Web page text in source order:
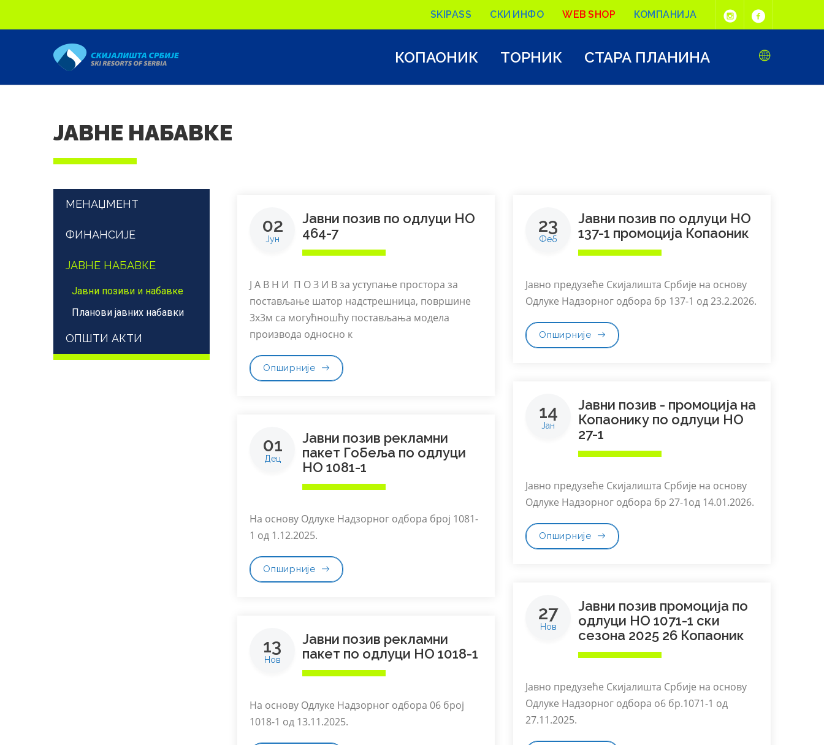
SKIPASS СКИ ИНФО WEB SHOP КОМПАНИЈА
КОПАОНИК ТОРНИК СТАРА ПЛАНИНА
ЈАВНЕ НАБАВКЕ
МЕНАЏМЕНТ
ФИНАНСИЈЕ
ЈАВНЕ НАБАВКЕ
Јавни позиви и набавке
Планови јавних набавки
ОПШТИ АКТИ
02
Јун
Јавни позив по одлуци НО
464-7
Ј А В Н И П О З И В за уступање простора за
постављање шатор надстрешница, површине
3x3м са могућношћу постављања модела
производа односно к
Опширније
23
Феб
Јавни позив по одлуци НО
137-1 промоција Копаоник
Јавно предузеће Скијалишта Србије на основу
Одлуке Надзорног одбора бр 137-1 од 23.2.2026.
Опширније
14
Јан
Јавни позив - промоција на
Копаонику по одлуци НО
27-1
Јавно предузеће Скијалишта Србије на основу
Одлуке Надзорног одбора бр 27-1од 14.01.2026.
Опширније
01
Дец
Јавни позив рекламни
пакет Гобеља по одлуци
НО 1081-1
На основу Одлуке Надзорног одбора број 1081-
1 од 1.12.2025.
Опширније
27
Нов
Јавни позив промоција по
одлуци НО 1071-1 ски
сезона 2025 26 Копаоник
Јавно предузеће Скијалишта Србије на основу
Одлуке Надзорног одбора о6 бр.1071-1 од
27.11.2025.
13
Нов
Јавни позив рекламни
пакет по одлуци НО 1018-1
На основу Одлуке Надзорног одбора 06 број
1018-1 од 13.11.2025.